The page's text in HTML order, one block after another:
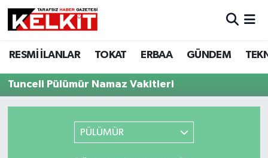
RESMİ İLANLAR TOKAT ERBAA GÜNDEM
Tunceli Pülümür Namaz Vakitleri
PÜLÜMÜR